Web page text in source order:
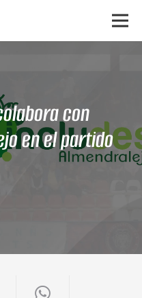
con
en el partido